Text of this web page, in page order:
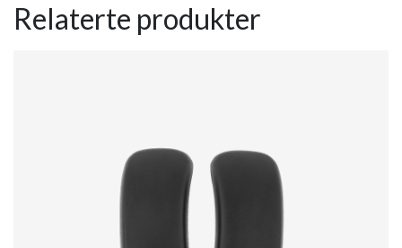
Relaterte produkter